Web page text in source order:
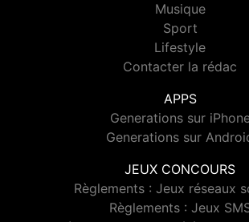
Musique
Sport
Lifestyle
Contacter la rédac
APPS
Generations sur
Generations sur
JEUX CONCOURS
Règlements : Jeux réseaux
Règlements : Jeux